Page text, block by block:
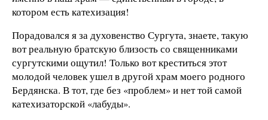
котором есть катехизация!
Порадовался я за духовенство Сургута, знаете, такую
вот реальную братскую близость со священниками
сургутскими ощутил! Только вот креститься этот
молодой человек ушел в другой храм моего родного
Бердянска. В тот, где без «проблем» и нет той самой
катехизаторской «лабуды».